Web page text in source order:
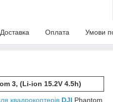
Доставка Оплата Умови
3, (Li-ion 15.2V 4.5h)
квадрокоптерів DJI Phantom